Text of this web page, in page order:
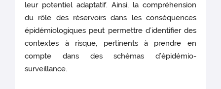
leur potentiel adaptatif. Ainsi, la compréhension
du rôle des réservoirs dans les conséquences
épidémiologiques peut permettre d’identifier des
contextes à risque, pertinents à prendre en
compte dans des schémas d’épidémio-
surveillance.